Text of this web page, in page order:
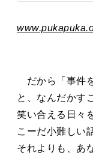
だから「事件
と、なんだかす
笑い合える日々
こーだ小難しい
それよりも、あ